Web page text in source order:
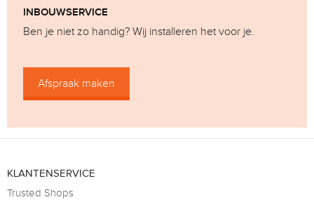
INBOUWSERVICE
Ben je niet zo handig? Wij installeren het voor je.
Afspraak maken
KLANTENSERVICE
Trusted Shops